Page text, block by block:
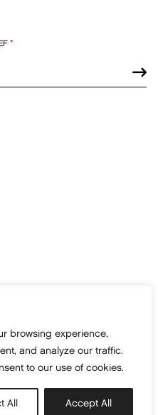
browsing experience,
and analyze our traffic.
to our use of cookies.
All Accept All
*